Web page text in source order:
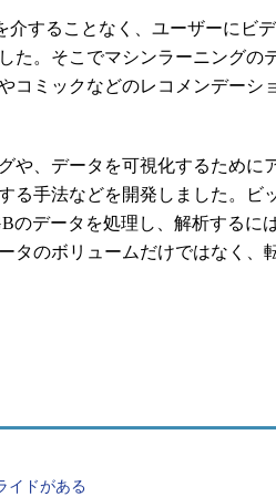
介することなく、ユーザーにビ
た。そこでマシンラーニングの
コミックなどのレコメンデーシ
、データを可視化するために
る手法などを開発しました。ビ
のデータを処理し、解析するに
タのボリュームだけではなく、
イドがある